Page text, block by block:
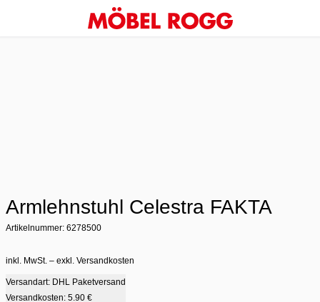
Armlehnstuhl Celestra FAKTA
Artikelnummer: 6278500
inkl. MwSt. – exkl. Versandkosten
Versandart: DHL Paketversand
Versandkosten: 5.90 €